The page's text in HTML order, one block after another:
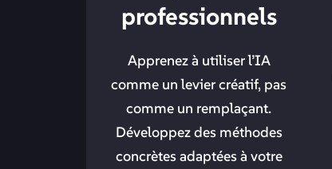
professionnels
Apprenez à utiliser l’IA
comme un levier créatif, pas
comme un remplaçant.
Développez des méthodes
concrètes adaptées à votre